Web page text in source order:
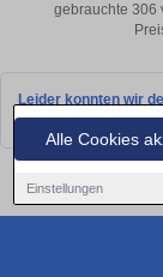
Alle Cookies
Einstellungen
gebrauchte 306
Leider konnten wir
bald wieder vorbei!